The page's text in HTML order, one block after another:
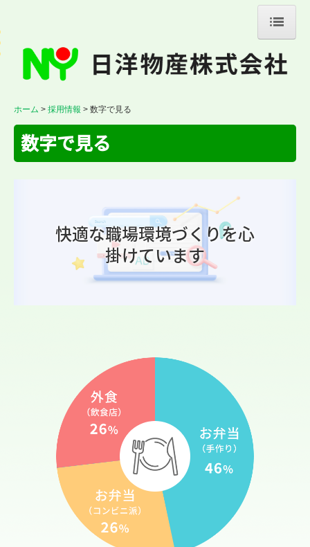
ホーム
会社案内
当社の特長
採用情報
スタッフの声
ホーム 採用情報 数字で見る
数字で見る
快適な職場環境づくりを心
掛けています